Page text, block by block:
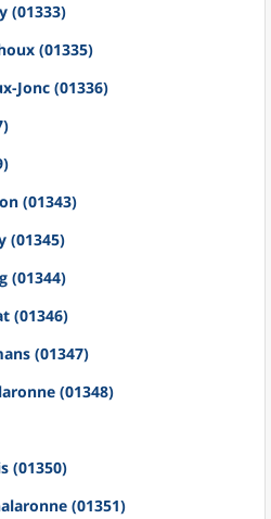
(01333)
(01335)
Jonc (01336)
(01343)
(01345)
(01344)
(01346)
(01347)
(01348)
(01350)
(01351)